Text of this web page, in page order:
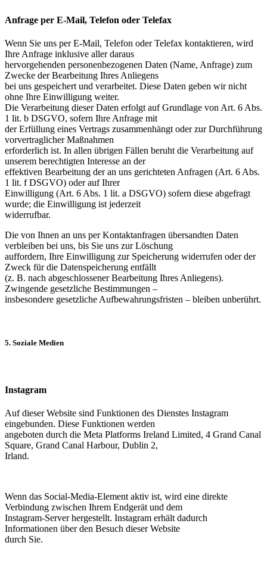
Anfrage per E-Mail, Telefon oder Telefax
Wenn Sie uns per E-Mail, Telefon oder Telefax kontaktieren, wird
Ihre Anfrage inklusive aller daraus
hervorgehenden personenbezogenen Daten (Name, Anfrage) zum
Zwecke der Bearbeitung Ihres Anliegens
bei uns gespeichert und verarbeitet. Diese Daten geben wir nicht
ohne Ihre Einwilligung weiter.
Die Verarbeitung dieser Daten erfolgt auf Grundlage von Art. 6 Abs.
1 lit. b DSGVO, sofern Ihre Anfrage mit
der Erfüllung eines Vertrags zusammenhängt oder zur Durchführung
vorvertraglicher Maßnahmen
erforderlich ist. In allen übrigen Fällen beruht die Verarbeitung auf
unserem berechtigten Interesse an der
effektiven Bearbeitung der an uns gerichteten Anfragen (Art. 6 Abs.
1 lit. f DSGVO) oder auf Ihrer
Einwilligung (Art. 6 Abs. 1 lit. a DSGVO) sofern diese abgefragt
wurde; die Einwilligung ist jederzeit
widerrufbar.
Die von Ihnen an uns per Kontaktanfragen übersandten Daten
verbleiben bei uns, bis Sie uns zur Löschung
auffordern, Ihre Einwilligung zur Speicherung widerrufen oder der
Zweck für die Datenspeicherung entfällt
(z. B. nach abgeschlossener Bearbeitung Ihres Anliegens).
Zwingende gesetzliche Bestimmungen –
insbesondere gesetzliche Aufbewahrungsfristen – bleiben unberührt.
5. Soziale Medien
Instagram
Auf dieser Website sind Funktionen des Dienstes Instagram
eingebunden. Diese Funktionen werden
angeboten durch die Meta Platforms Ireland Limited, 4 Grand Canal
Square, Grand Canal Harbour, Dublin 2,
Irland.
Wenn das Social-Media-Element aktiv ist, wird eine direkte
Verbindung zwischen Ihrem Endgerät und dem
Instagram-Server hergestellt. Instagram erhält dadurch
Informationen über den Besuch dieser Website
durch Sie.